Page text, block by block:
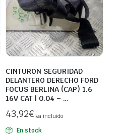
CINTURON SEGURIDAD
DELANTERO DERECHO FORD
FOCUS BERLINA (CAP) 1.6
16V CAT | 0.04 – …
43,92€Iva incluido
En stock